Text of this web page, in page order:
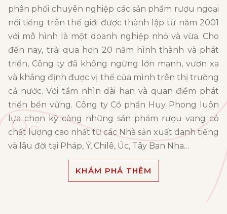
phân phối chuyên nghiệp các sản phẩm rượu ngoại
nổi tiếng trên thế giới được thành lập từ năm 2001
với mô hình là một doanh nghiệp nhỏ và vừa. Cho
đến nay, trải qua hơn 20 năm hình thành và phát
triển, Công ty đã không ngừng lớn mạnh, vươn xa
và khẳng định được vị thế của mình trên thị trường
cả nước. Với tầm nhìn dài hạn và quan điểm phát
triển bền vững. Công ty Cổ phần Huy Phong luôn
lựa chọn kỹ càng những sản phẩm rượu vang có
chất lượng cao nhất từ các Nhà sản xuất danh tiếng
và lâu đời tại Pháp, Ý, Chilê, Úc, Tây Ban Nha…
KHÁM PHÁ THÊM